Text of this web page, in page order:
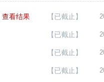
【已截止】
查看结果
【已截止】
【已截止】
【已截止】